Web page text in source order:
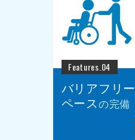
Features.04
バリアフリー
ペース の完備